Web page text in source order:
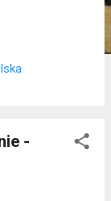
W
go w I połowie
siedzibą
-